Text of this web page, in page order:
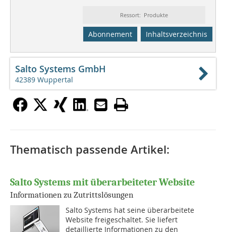
Ressort: Produkte
Abonnement Inhaltsverzeichnis
Salto Systems GmbH
42389 Wuppertal
Thematisch passende Artikel:
Salto Systems mit überarbeiteter Website
Informationen zu Zutrittslösungen
Salto Systems hat seine überarbeitete
Website freigeschaltet. Sie liefert
detaillierte Informationen zu den